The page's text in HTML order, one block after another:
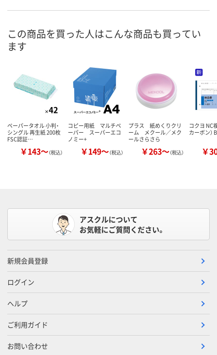
この商品を買った人はこんな商品も買ってい
ます
ペーパータオル 小判・
シングル 再生紙 200枚
FSC認証…
￥143～（税込）
コピー用紙 マルチペ
ーパー スーパーエコ
ノミー+
￥149～（税込）
プラス 紙めくりクリ
ーム メクール／メク
ールさらさら
￥263～（税込）
コクヨ NC
カーボン）
￥
アスクルについて
お気軽にご質問ください。
新規会員登録
ログイン
ヘルプ
ご利用ガイド
お問い合わせ